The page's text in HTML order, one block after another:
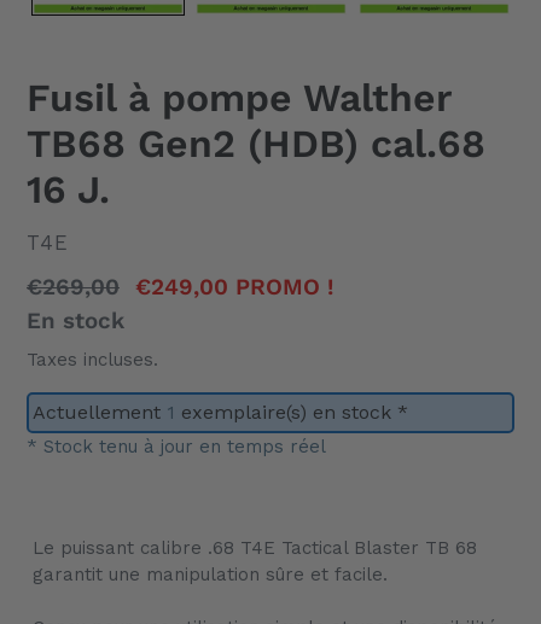
Fusil à pompe Walther
TB68 Gen2 (HDB) cal.68
16 J.
DISTRIBUTEUR
T4E
Prix
normal
€269,00
En stock
Prix
€249,00 PROMO !
Taxes incluses.
Actuellement 1 exemplaire(s) en stock *
* Stock tenu à jour en temps réel
produit
à
Le puissant calibre .68 T4E Tactical Blaster TB 68
garantit une manipulation sûre et facile.